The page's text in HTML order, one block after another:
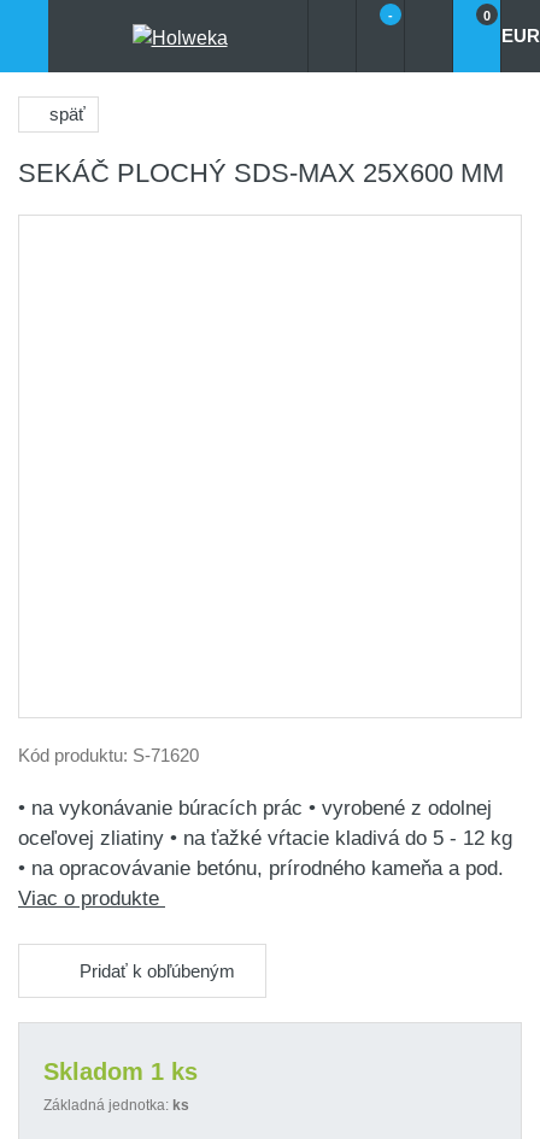
- 0
EUR
späť
SEKÁČ PLOCHÝ SDS-MAX 25X600 MM
Kód produktu: S-71620
• na vykonávanie búracích prác • vyrobené z odolnej
oceľovej zliatiny • na ťažké vŕtacie kladivá do 5 - 12 kg
• na opracovávanie betónu, prírodného kameňa a pod.
Viac o produkte
Pridať k obľúbeným
Skladom 1 ks
Základná jednotka: ks